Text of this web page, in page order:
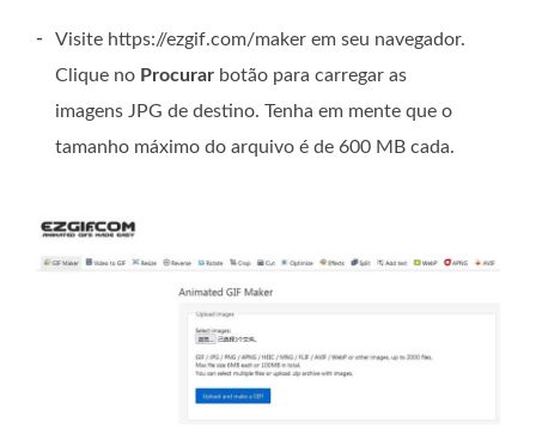
-
Visite https://ezgif.com/maker em seu navegador.
Clique no Procurar botão para carregar as
imagens JPG de destino. Tenha em mente que o
tamanho máximo do arquivo é de 600 MB cada.